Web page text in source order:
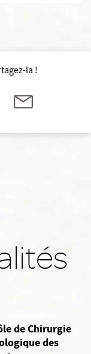
la !
de Chirurgie
des